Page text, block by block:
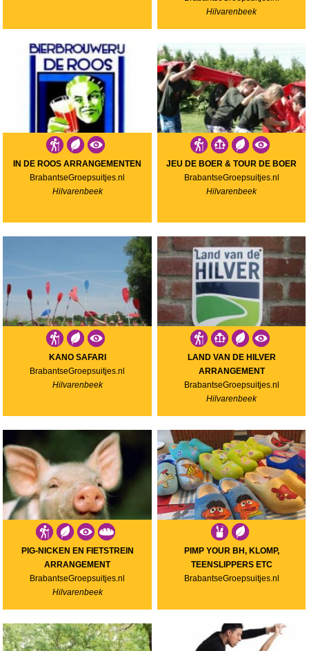
Hilvarenbeek
IN DE ROOS ARRANGEMENTEN
BrabantseGroepsuitjes.nl
Hilvarenbeek
JEU DE BOER & TOUR DE BOER
BrabantseGroepsuitjes.nl
Hilvarenbeek
KANO SAFARI
BrabantseGroepsuitjes.nl
Hilvarenbeek
LAND VAN DE HILVER
ARRANGEMENT
BrabantseGroepsuitjes.nl
Hilvarenbeek
PIG-NICKEN EN FIETSTREIN
ARRANGEMENT
BrabantseGroepsuitjes.nl
Hilvarenbeek
PIMP YOUR BH, KLOMP,
TEENSLIPPERS ETC
BrabantseGroepsuitjes.nl